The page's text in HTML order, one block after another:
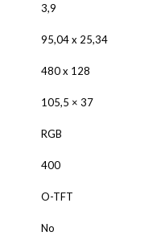
3,9
95,04 x 25,34
480 x 128
105,5 × 37
RGB
400
O-TFT
No